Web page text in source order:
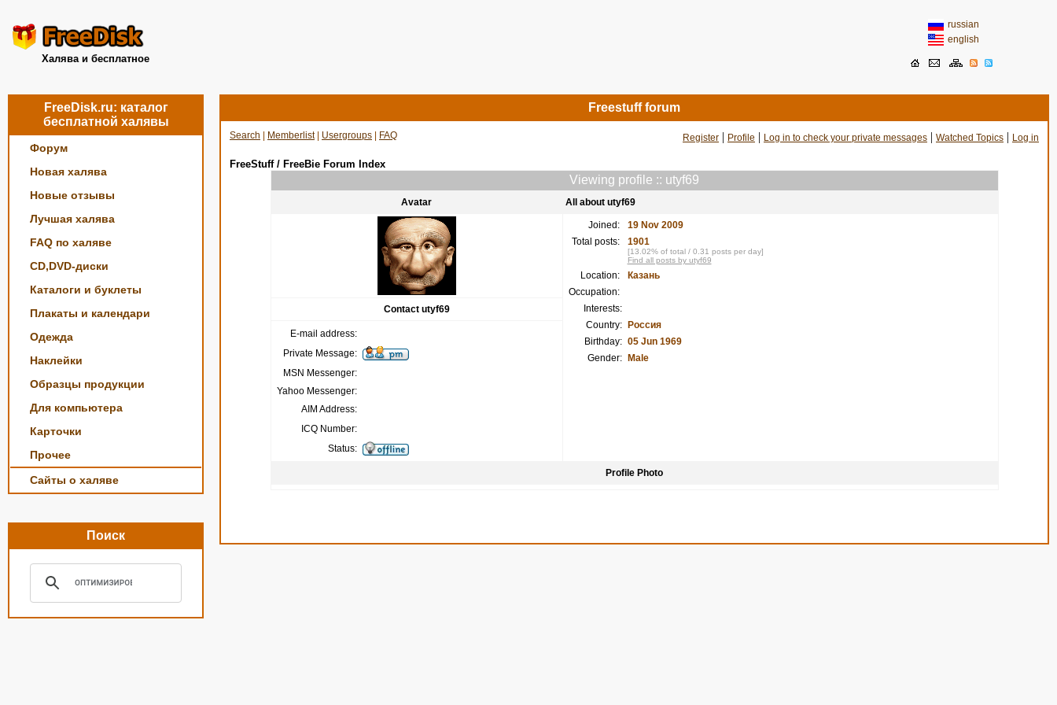
Халява и бесплатное
russian
english
FreeDisk.ru: каталог
бесплатной халявы
Форум
Новая халява
Новые отзывы
Лучшая халява
FAQ по халяве
CD,DVD-диски
Каталоги и буклеты
Плакаты и календари
Одежда
Наклейки
Образцы продукции
Для компьютера
Карточки
Прочее
Сайты о халяве
Поиск
Freestuff forum
Search Memberlist| Usergroups FAQ Register | Profile | Log in to check your private messages | Watched Topics | Log in
FreeStuff / FreeBie Forum Index
Viewing profile :: utyf69
Avatar All about utyf69
Joined:
19 Nov 2009
Total posts:
1901
[13.02% of total / 0.31 posts per day]
Find all posts by utyf69
Location:
Казань
Occupation:
Interests:
Country:
Россия
Birthday: 05 Jun 1969
Gender:
Male
Contact utyf69
E-mail address:
Private Message:
MSN Messenger:
Yahoo Messenger:
AIM Address:
ICQ Number:
Status:
Profile Photo